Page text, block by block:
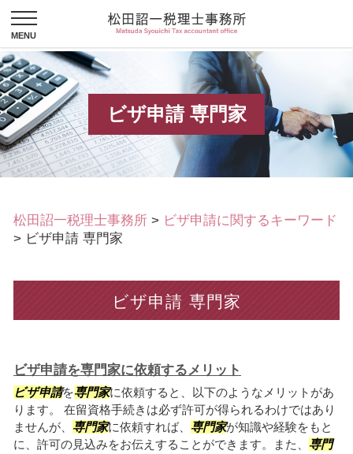
ビザ申請 専門家
松田詔一税理士事務所 > ビザ申請に関するキーワード
> ビザ申請 専門家
ビザ申請 専門家
ビザ申請を専門家に依頼するメリット
ビザ申請を専門家に依頼すると、以下のようなメリットがあ
ります。 在留資格手続きは必ず許可が得られるわけではあり
ませんが、 専門家に依頼すれば、 専門家が知識や経験をもと
に、許可の見込みをお伝えすることができます。また、 専門